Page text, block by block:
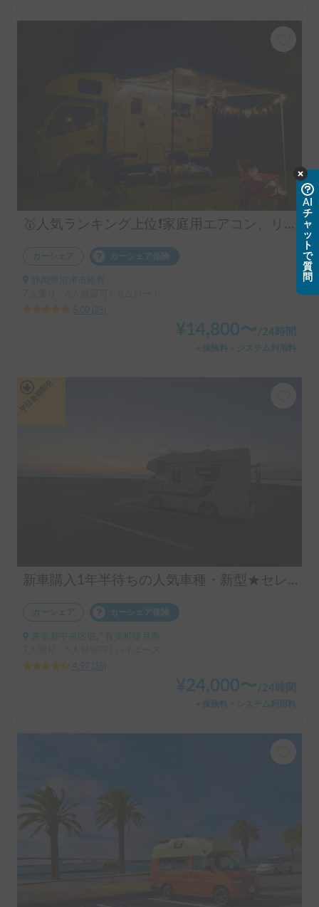
🥇人気ランキング上位❗️家庭用エアコン、リチウムバッテリー、キッチン設備有り！事前見学ok!フル装備のキャンピングカー‼️
カーシェア カーシェア保険
5.00
35
¥ 14,800〜 /24時間
＋保険料・システム利用料
新車購入1年半待ちの人気車種・新型★セレンゲティ525（4WD）★で絶好のアウトドアシーズンを楽しもう！
カーシェア カーシェア保険
東京都中央区佃, ' 有楽町線月島
4.97
35
¥24,000〜/24時間
＋保険料・システム利用料
AI
チ
ャ
ッ
ト
で
質
問